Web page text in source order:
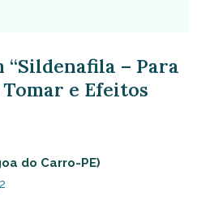
“Sildenafila – Para
e Efeitos
do Carro-PE)